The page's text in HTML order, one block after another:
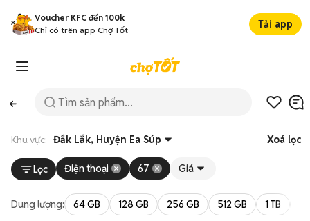
Voucher KFC đến 100k
Chỉ có trên app Chợ Tốt
Tải app
Khu vực: Đắk Lắk, Huyện Ea Súp Xoá lọc
Lọc Điện thoại 67 Giá
Dung lượng: 64 GB 128 GB 256 GB 512 GB 1 TB